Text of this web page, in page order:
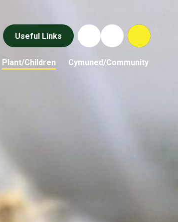
Useful Links
Plant/Children Cymuned/Community